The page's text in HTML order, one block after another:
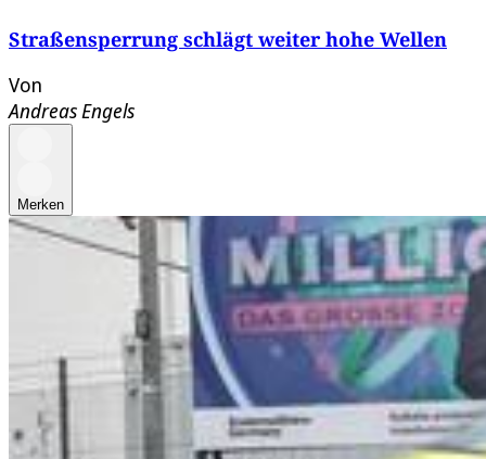
Straßensperrung schlägt weiter hohe Wellen
Von
Andreas Engels
Merken